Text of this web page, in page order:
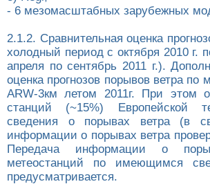
- 6 мезомасштабных зарубежных
2.1.2. Сравнительная оценка
холодный период с октября 2010 г.
апреля по сентябрь 2011 г.).
оценка прогнозов порывов ветра
ARW-3км летом 2011г. При этом
станций (~15%) Европейской
сведения о порывах ветра (в
информации о порывах ветра
Передача информации о
метеостанций по имеющимся
предусматривается.